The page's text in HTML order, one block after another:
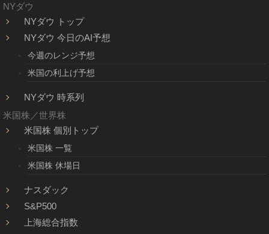
NYダウ
NYダウ トップ
NYダウ 今日のAI予想
今週のレンジ予想
米国の利上げ予想
NYダウ 時系列
米国株／世界株
米国株 個別トップ
米国株 一覧
米国株 休場日
ナスダック
S&P500
上海総合指数